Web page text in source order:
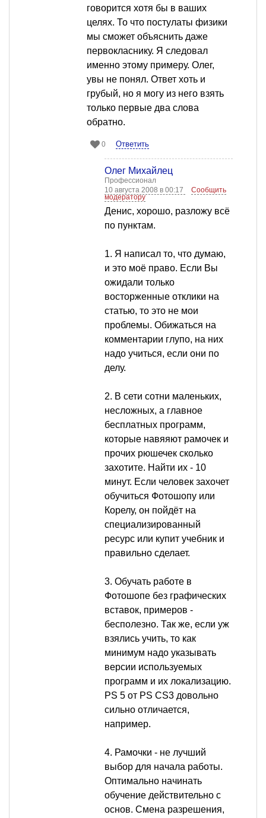
говорится хотя бы в ваших
целях. То что постулаты физики
мы сможет объяснить даже
первокласнику. Я следовал
именно этому примеру. Олег,
увы не понял. Ответ хоть и
грубый, но я могу из него взять
только первые два слова
обратно.
0 Ответить
Олег Михайлец
Профессионал
10 августа 2008 в 00:17
Сообщить
модератору
Денис, хорошо, разложу всё
по пунктам.
1. Я написал то, что думаю,
и это моё право. Если Вы
ожидали только
восторженные отклики на
статью, то это не мои
проблемы. Обижаться на
комментарии глупо, на них
надо учиться, если они по
делу.
2. В сети сотни маленьких,
несложных, а главное
бесплатных программ,
которые навяяют рамочек и
прочих рюшечек сколько
захотите. Найти их - 10
минут. Если человек захочет
обучиться Фотошопу или
Корелу, он пойдёт на
специализированный
ресурс или купит учебник и
правильно сделает.
3. Обучать работе в
Фотошопе без графических
вставок, примеров -
бесполезно. Так же, если уж
взялись учить, то как
минимум надо указывать
версии используемых
программ и их локализацию.
PS 5 от PS CS3 довольно
сильно отличается,
например.
4. Рамочки - не лучший
выбор для начала работы.
Оптимально начинать
обучение действительно с
основ. Смена разрешения,